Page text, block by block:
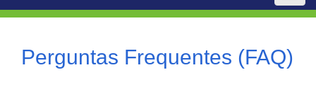
Perguntas Frequentes (FAQ)